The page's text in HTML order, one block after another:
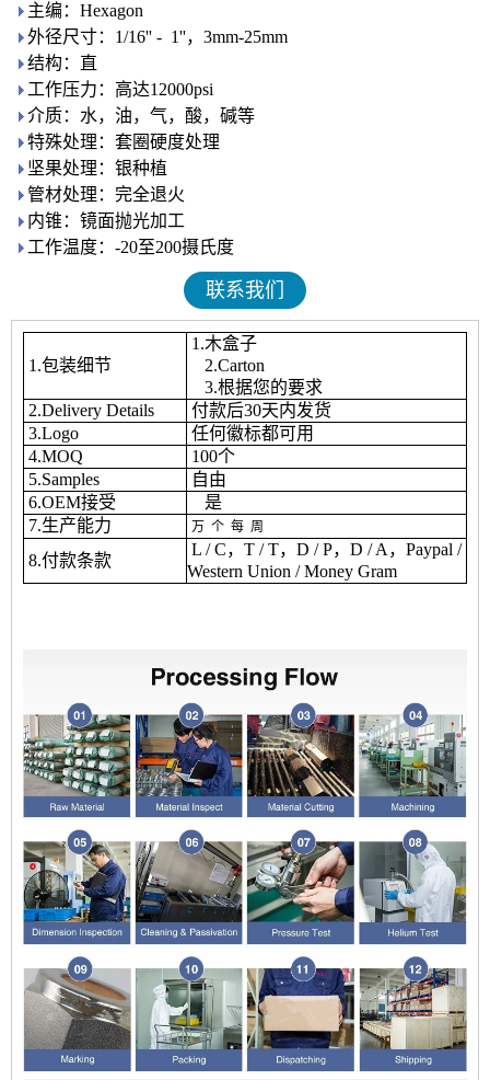
主编：Hexagon
外径尺寸：1/16'' - 1''，3mm-25mm
结构：直
工作压力：高达12000psi
介质：水，油，气，酸，碱等
特殊处理：套圈硬度处理
坚果处理：银种植
管材处理：完全退火
内锥：镜面抛光加工
工作温度：-20至200摄氏度
联系我们
1.包装细节
1.木盒子
2.Carton
3.根据您的要求
2.Delivery Details
付款后30天内发货
3.Logo
任何徽标都可用
4.MOQ
100个
5.Samples
自由
6.OEM接受
是
7.生产能力
万 个 每 周
8.付款条款
L / C，T / T，D / P，D / A，Paypal /
Western Union / Money Gram